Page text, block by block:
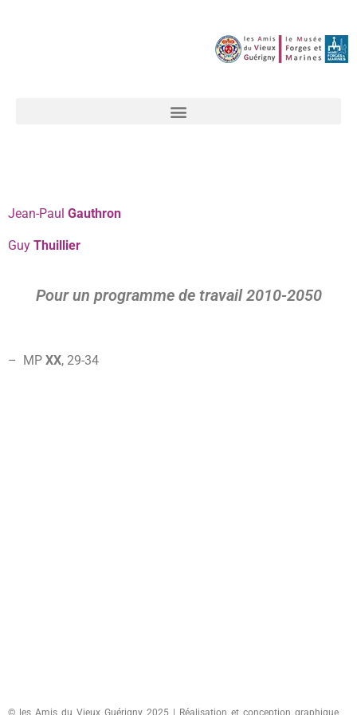
Jean-Paul Gauthron
Guy Thuillier
Pour un programme de travail 2010-2050
– MP XX, 29-34
© les Amis du Vieux Guérigny 2025 | Réalisation et conception graphique